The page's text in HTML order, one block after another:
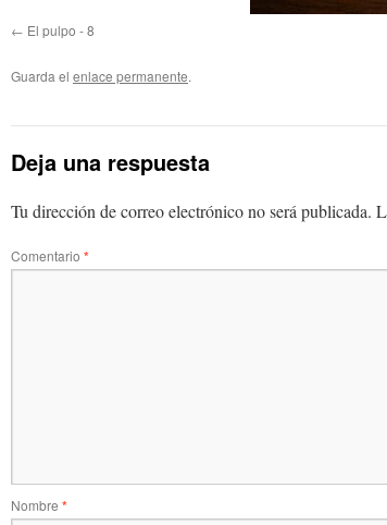
El pulpo - 8
Guarda el enlace permanente.
Deja una respuesta
Tu dirección de correo electrónico no será publicada.
Comentario *
Nombre *